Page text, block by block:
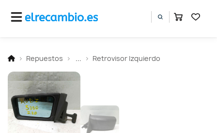
Repuestos Retrovisor Izquierdo